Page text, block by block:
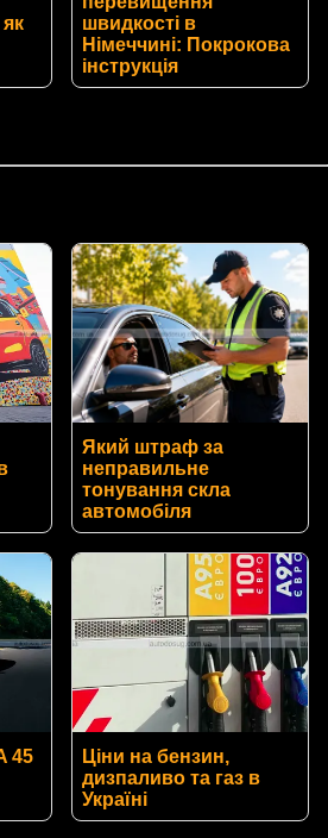
як
швидкості в
Німеччині: Покрокова
інструкція
Який штраф за
неправильне
тонування скла
автомобіля
45
Ціни на бензин,
дизпаливо та газ в
Україні